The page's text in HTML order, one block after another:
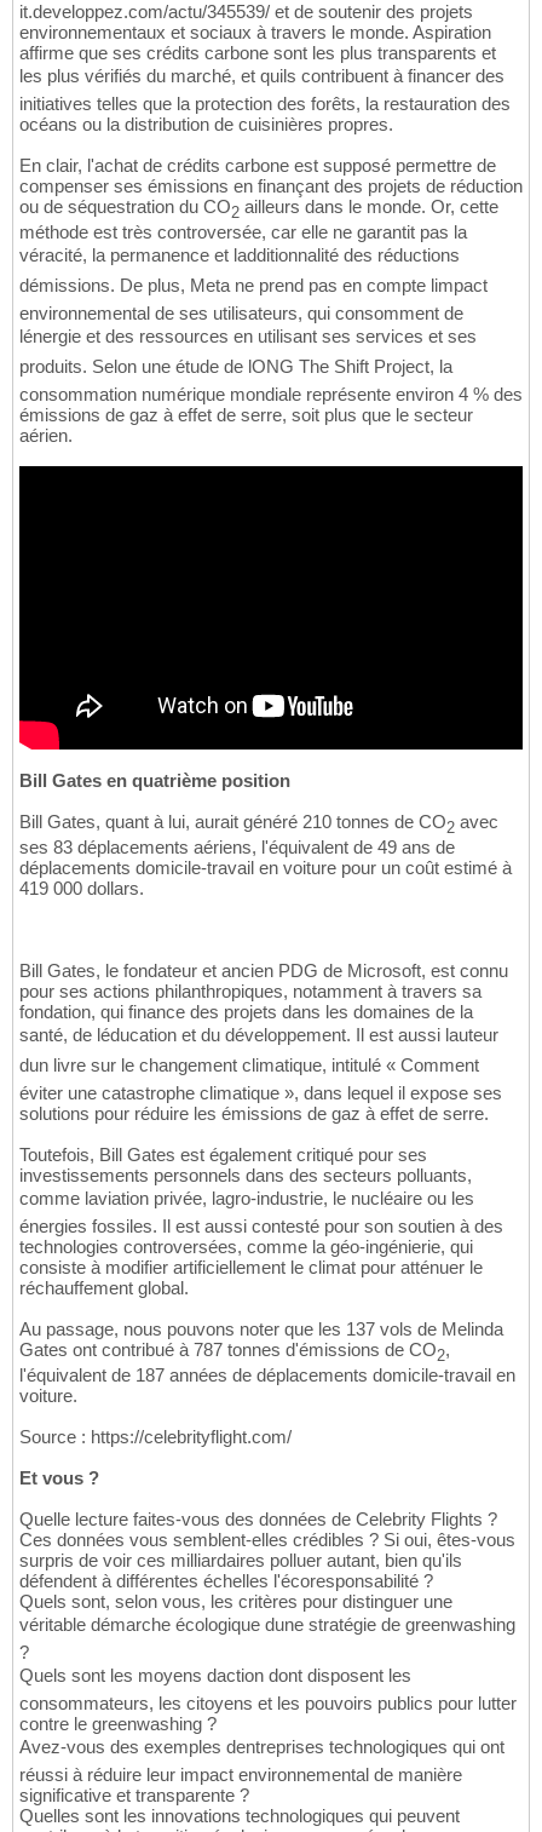
it.developpez.com/actu/345539/ et de soutenir des projets
environnementaux et sociaux à travers le monde. Aspiration
affirme que ses crédits carbone sont les plus transparents et
les plus vérifiés du marché, et quils contribuent à financer des
initiatives telles que la protection des forêts, la restauration des
océans ou la distribution de cuisinières propres.
En clair, l'achat de crédits carbone est supposé permettre de
compenser ses émissions en finançant des projets de réduction
ou de séquestration du CO2 ailleurs dans le monde. Or, cette
méthode est très controversée, car elle ne garantit pas la
véracité, la permanence et ladditionnalité des réductions
démissions. De plus, Meta ne prend pas en compte limpact
environnemental de ses utilisateurs, qui consomment de
lénergie et des ressources en utilisant ses services et ses
produits. Selon une étude de lONG The Shift Project, la
consommation numérique mondiale représente environ 4 % des
émissions de gaz à effet de serre, soit plus que le secteur
aérien.
Bill Gates en quatrième position
Bill Gates, quant à lui, aurait généré 210 tonnes de CO2 avec
ses 83 déplacements aériens, l'équivalent de 49 ans de
déplacements domicile-travail en voiture pour un coût estimé à
419 000 dollars.
Bill Gates, le fondateur et ancien PDG de Microsoft, est connu
pour ses actions philanthropiques, notamment à travers sa
fondation, qui finance des projets dans les domaines de la
santé, de léducation et du développement. Il est aussi lauteur
dun livre sur le changement climatique, intitulé « Comment
éviter une catastrophe climatique », dans lequel il expose ses
solutions pour réduire les émissions de gaz à effet de serre.
Toutefois, Bill Gates est également critiqué pour ses
investissements personnels dans des secteurs polluants,
comme laviation privée, lagro-industrie, le nucléaire ou les
énergies fossiles. Il est aussi contesté pour son soutien à des
technologies controversées, comme la géo-ingénierie, qui
consiste à modifier artificiellement le climat pour atténuer le
réchauffement global.
Au passage, nous pouvons noter que les 137 vols de Melinda
Gates ont contribué à 787 tonnes d'émissions de CO2,
l'équivalent de 187 années de déplacements domicile-travail en
voiture.
Source : https://celebrityflight.com/
Et vous ?
Quelle lecture faites-vous des données de Celebrity Flights ?
Ces données vous semblent-elles crédibles ? Si oui, êtes-vous
surpris de voir ces milliardaires polluer autant, bien qu'ils
défendent à différentes échelles l'écoresponsabilité ?
Quels sont, selon vous, les critères pour distinguer une
véritable démarche écologique dune stratégie de greenwashing
?
Quels sont les moyens daction dont disposent les
consommateurs, les citoyens et les pouvoirs publics pour lutter
contre le greenwashing ?
Avez-vous des exemples dentreprises technologiques qui ont
réussi à réduire leur impact environnemental de manière
significative et transparente ?
Quelles sont les innovations technologiques qui peuvent